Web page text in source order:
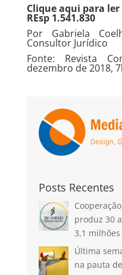
Cliqueaqui para ler
REsp 1.541.830
Por Gabriela
Consultor Jurídico
Fonte: Revista
dezembro de 2018,
Posts Recentes
produz 30
3,1 milhões
Última
na pauta